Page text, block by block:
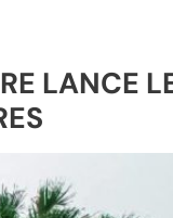
LANCE